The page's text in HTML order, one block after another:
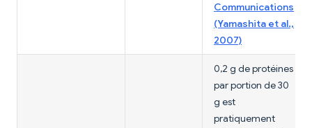
Communications
(Yamashita et al.,
2007)
0,2 g de protéines
par portion de 30
g est
pratiquement